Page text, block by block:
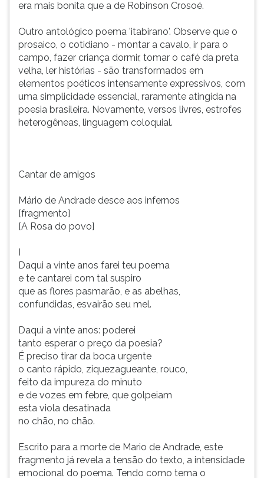
era mais bonita que a de Robinson Crosoé.
Outro antológico poema 'itabirano'. Observe que o
prosaico, o cotidiano - montar a cavalo, ir para o
campo, fazer criança dormir, tomar o café da preta
velha, ler histórias - são transformados em
elementos poéticos intensamente expressivos, com
uma simplicidade essencial, raramente atingida na
poesia brasileira. Novamente, versos livres, estrofes
heterogêneas, linguagem coloquial.
Cantar de amigos
Mário de Andrade desce aos infernos
[fragmento]
[A Rosa do povo]
I
Daqui a vinte anos farei teu poema
e te cantarei com tal suspiro
que as flores pasmarão, e as abelhas,
confundidas, esvairão seu mel.
Daqui a vinte anos: poderei
tanto esperar o preço da poesia?
É preciso tirar da boca urgente
o canto rápido, ziquezagueante, rouco,
feito da impureza do minuto
e de vozes em febre, que golpeiam
esta viola desatinada
no chão, no chão.
Escrito para a morte de Mario de Andrade, este
fragmento já revela a tensão do texto, a intensidade
emocional do poema. Tendo como tema o